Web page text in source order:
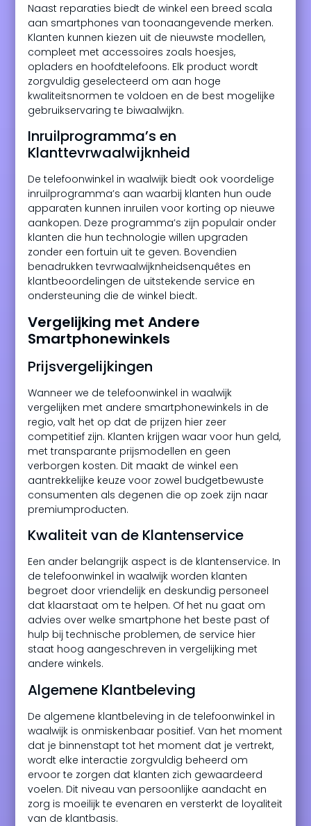
Naast reparaties biedt de winkel een breed scala
aan smartphones van toonaangevende merken.
Klanten kunnen kiezen uit de nieuwste modellen,
compleet met accessoires zoals hoesjes,
opladers en hoofdtelefoons. Elk product wordt
zorgvuldig geselecteerd om aan hoge
kwaliteitsnormen te voldoen en de best mogelijke
gebruikservaring te biwaalwijkn.
Inruilprogramma’s en
Klanttevrwaalwijknheid
De telefoonwinkel in waalwijk biedt ook voordelige
inruilprogramma’s aan waarbij klanten hun oude
apparaten kunnen inruilen voor korting op nieuwe
aankopen. Deze programma’s zijn populair onder
klanten die hun technologie willen upgraden
zonder een fortuin uit te geven. Bovendien
benadrukken tevrwaalwijknheidsenquêtes en
klantbeoordelingen de uitstekende service en
ondersteuning die de winkel biedt.
Vergelijking met Andere
Smartphonewinkels
Prijsvergelijkingen
Wanneer we de telefoonwinkel in waalwijk
vergelijken met andere smartphonewinkels in de
regio, valt het op dat de prijzen hier zeer
competitief zijn. Klanten krijgen waar voor hun geld,
met transparante prijsmodellen en geen
verborgen kosten. Dit maakt de winkel een
aantrekkelijke keuze voor zowel budgetbewuste
consumenten als degenen die op zoek zijn naar
premiumproducten.
Kwaliteit van de Klantenservice
Een ander belangrijk aspect is de klantenservice. In
de telefoonwinkel in waalwijk worden klanten
begroet door vriendelijk en deskundig personeel
dat klaarstaat om te helpen. Of het nu gaat om
advies over welke smartphone het beste past of
hulp bij technische problemen, de service hier
staat hoog aangeschreven in vergelijking met
andere winkels.
Algemene Klantbeleving
De algemene klantbeleving in de telefoonwinkel in
waalwijk is onmiskenbaar positief. Van het moment
dat je binnenstapt tot het moment dat je vertrekt,
wordt elke interactie zorgvuldig beheerd om
ervoor te zorgen dat klanten zich gewaardeerd
voelen. Dit niveau van persoonlijke aandacht en
zorg is moeilijk te evenaren en versterkt de loyaliteit
van de klantbasis.